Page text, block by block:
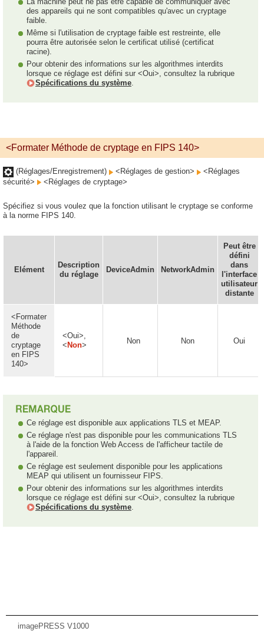
des appareils qui ne sont compatibles qu'avec un cryptage
faible.
Même si l'utilisation de cryptage faible est restreinte, elle
pourra être autorisée selon le certificat utilisé (certificat
racine).
Pour obtenir des informations sur les algorithmes interdits
lorsque ce réglage est défini sur <Oui>, consultez la rubrique
Spécifications du système.
<Formater Méthode de cryptage en FIPS 140>
(Réglages/Enregistrement) <Réglages de gestion>
<Réglages
sécurité>
<Réglages de cryptage>
Spécifiez si vous voulez que la fonction utilisant le cryptage se conforme
à la norme FIPS 140.
Elément
Description
du réglage
DeviceAdmin NetworkAdmin
Peut être
défini
dans
l'interface
utilisateur
distante
<Formater
Méthode
de
cryptage
en FIPS
140>
<Oui>,
< Non> Non Non Oui
Ce réglage est disponible aux applications TLS et MEAP.
Ce réglage n'est pas disponible pour les communications TLS
à l'aide de la fonction Web Access de l'afficheur tactile de
l'appareil.
Ce réglage est seulement disponible pour les applications
MEAP qui utilisent un fournisseur FIPS.
Pour obtenir des informations sur les algorithmes interdits
lorsque ce réglage est défini sur <Oui>, consultez la rubrique
Spécifications du système.
imagePRESS V1000